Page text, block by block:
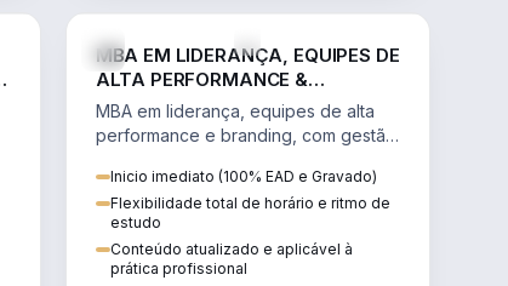
MBA EM LIDERANÇA, EQUIPES DE
ALTA PERFORMANCE &
BRANDING
MBA em liderança, equipes de alta
performance e branding, com gestão
e comunicação persuasiva.
Inicio imediato (100% EAD e Gravado)
Flexibilidade total de horário e ritmo de
estudo
Conteúdo atualizado e aplicável à
prática profissional